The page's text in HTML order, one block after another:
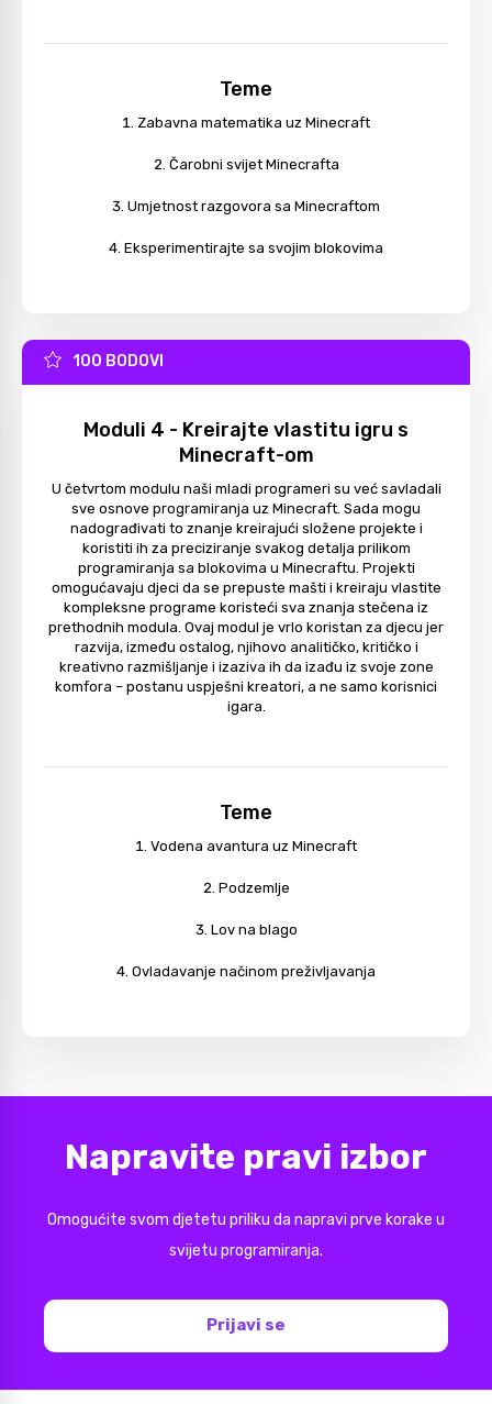
Teme
Zabavna matematika uz Minecraft
Čarobni svijet Minecrafta
Umjetnost razgovora sa Minecraftom
Eksperimentirajte sa svojim blokovima
100 BODOVI
Moduli 4 - Kreirajte vlastitu igru ​​s
Minecraft-om
U četvrtom modulu naši mladi programeri su već savladali
sve osnove programiranja uz Minecraft. Sada mogu
nadograđivati ​​to znanje kreirajući složene projekte i
koristiti ih za preciziranje svakog detalja prilikom
programiranja sa blokovima u Minecraftu. Projekti
omogućavaju djeci da se prepuste mašti i kreiraju vlastite
kompleksne programe koristeći sva znanja stečena iz
prethodnih modula. Ovaj modul je vrlo koristan za djecu jer
razvija, između ostalog, njihovo analitičko, kritičko i
kreativno razmišljanje i izaziva ih da izađu iz svoje zone
komfora – postanu uspješni kreatori, a ne samo korisnici
igara.
Teme
Vodena avantura uz Minecraft
Podzemlje
Lov na blago
Ovladavanje načinom preživljavanja
Napravite pravi izbor
Omogućite svom djetetu priliku da napravi prve korake u
svijetu programiranja.
Prijavi se